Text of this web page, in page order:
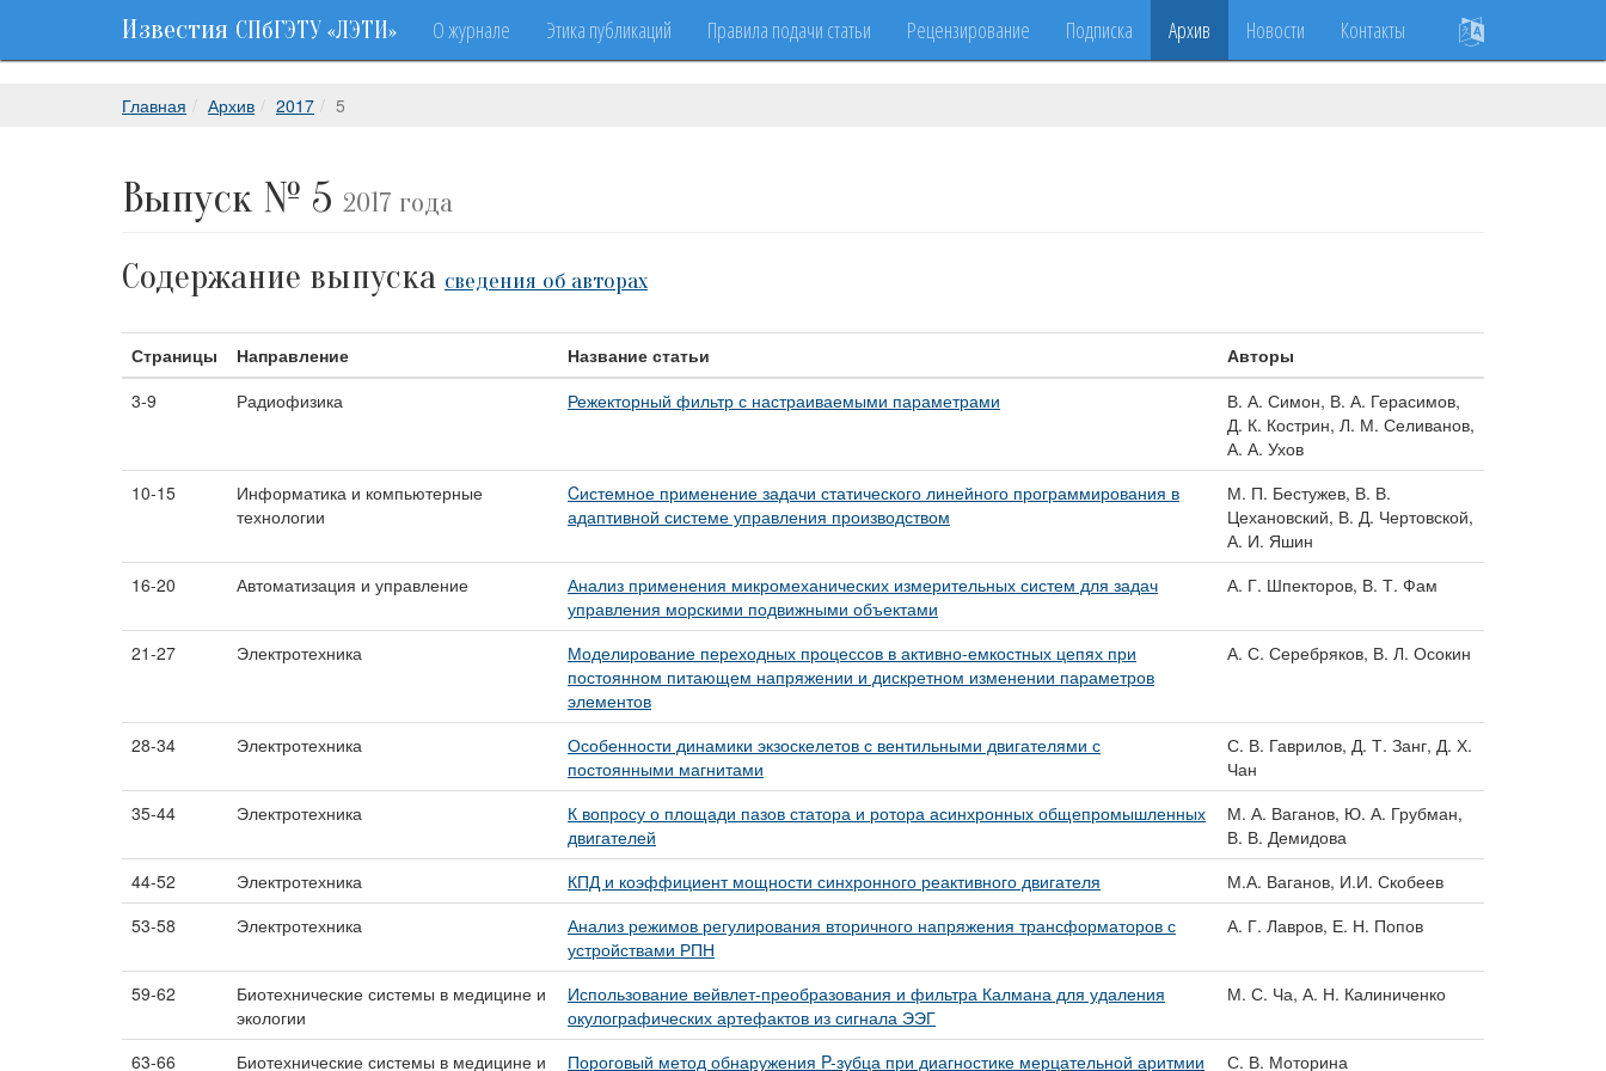
Известия СПбГЭТУ «ЛЭТИ» О журнале Этика публикаций Правила подачи статьи Рецензирование Подписка Архив Новости Контакты
Главная Архив 2017 5
Выпуск № 5 2017 года
Содержание выпуска сведения об авторах
Страницы Направление Название статьи
Авторы
3-9
Радиофизика Режекторный фильтр с настраиваемыми параметрами
В. А. Симон, В. А. Герасимов,
Д. К. Кострин, Л. М. Селиванов,
А. А. Ухов
10-15
Информатика и компьютерные
технологии
Cистемное применение задачи статического линейного программирования в
адаптивной системе управления производством
М. П. Бестужев, В. В.
Цехановский, В. Д. Чертовской,
А. И. Яшин
16-20
Автоматизация и управление
Анализ применения микромеханических измерительных систем для задач
управления морскими подвижными объектами
А. Г. Шпекторов, В. Т. Фам
21-27 Электротехника
Моделирование переходных процессов в активно-емкостных цепях при
постоянном питающем напряжении и дискретном изменении параметров
элементов
А. С. Серебряков, В. Л. Осокин
28-34 Электротехника
Особенности динамики экзоскелетов с вентильными двигателями с
постоянными магнитами
С. В. Гаврилов, Д. Т. Занг, Д. Х.
Чан
35-44
Электротехника
К вопросу о площади пазов статора и ротора асинхронных общепромышленных
двигателей
М. А. Ваганов, Ю. А. Грубман,
В. В. Демидова
44-52
Электротехника КПД и коэффициент мощности синхронного реактивного двигателя
М.А. Ваганов, И.И. Скобеев
53-58
Электротехника
Анализ режимов регулирования вторичного напряжения трансформаторов с
устройствами РПН
А. Г. Лавров, Е. Н. Попов
59-62
Биотехнические системы в медицине и
экологии
Использование вейвлет-преобразования и фильтра Калмана для удаления
окулографических артефактов из сигнала ЭЭГ
М. С. Ча, А. Н. Калиниченко
63-66 Биотехнические системы в медицине и Пороговый метод обнаружения P-зубца при диагностике мерцательной аритмии С. В. Моторина